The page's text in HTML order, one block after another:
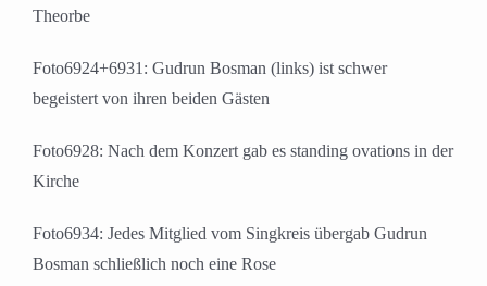
Theorbe
Foto6924+6931: Gudrun Bosman (links) ist schwer
begeistert von ihren beiden Gästen
Foto6928: Nach dem Konzert gab es standing ovations in der
Kirche
Foto6934: Jedes Mitglied vom Singkreis übergab Gudrun
Bosman schließlich noch eine Rose